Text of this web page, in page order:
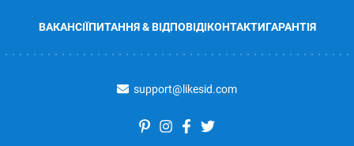
ВАКАНСІЇПИТАННЯ & ВІДПОВІДІКОНТАКТИГАРАНТІЯ
support@likesid.com